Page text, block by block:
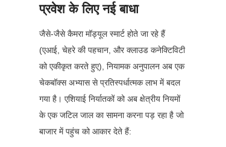
प्रवेश के लिए नई बाधा
जैसे-जैसे कैमरा मॉड्यूल स्मार्ट होते जा रहे हैं
(एआई, चेहरे की पहचान, और क्लाउड कनेक्टिविटी
को एकीकृत करते हुए), नियामक अनुपालन अब एक
चेकबॉक्स अभ्यास से प्रतिस्पर्धात्मक लाभ में बदल
गया है। एशियाई निर्यातकों को अब क्षेत्रीय नियमों
के एक जटिल जाल का सामना करना पड़ रहा है जो
बाजार में पहुंच को आकार देते हैं: